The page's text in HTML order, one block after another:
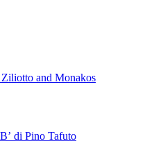
by Alberto Ziliotto and Monakos
di Pino Tafuto